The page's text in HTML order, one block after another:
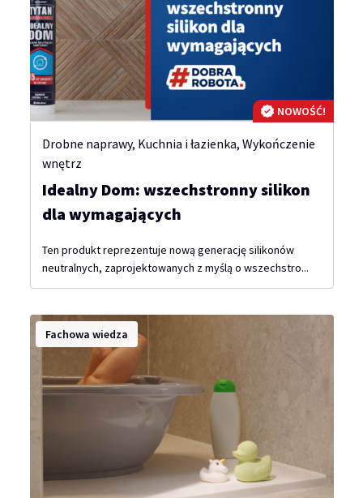
NOWOŚĆ!
Drobne naprawy, Kuchnia i łazienka, Wykończenie
wnętrz
Idealny Dom: wszechstronny silikon
dla wymagających
Ten produkt reprezentuje nową generację silikonów
neutralnych, zaprojektowanych z myślą o wszechstro...
Fachowa wiedza